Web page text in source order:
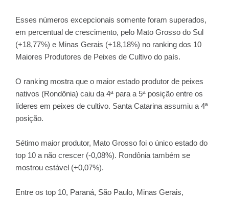
Esses números excepcionais somente foram superados,
em percentual de crescimento, pelo Mato Grosso do Sul
(+18,77%) e Minas Gerais (+18,18%) no ranking dos 10
Maiores Produtores de Peixes de Cultivo do país.
O ranking mostra que o maior estado produtor de peixes
nativos (Rondônia) caiu da 4ª para a 5ª posição entre os
líderes em peixes de cultivo. Santa Catarina assumiu a 4ª
posição.
Sétimo maior produtor, Mato Grosso foi o único estado do
top 10 a não crescer (-0,08%). Rondônia também se
mostrou estável (+0,07%).
Entre os top 10, Paraná, São Paulo, Minas Gerais,